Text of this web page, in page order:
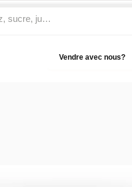
Vendre avec nous?